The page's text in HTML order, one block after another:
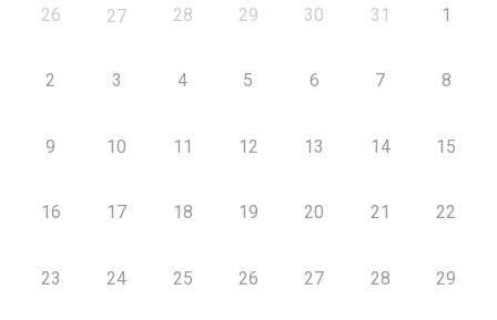
26 27 28 29 30 31 1
2 3 4 5 6 7 8
9 10 11 12 13 14 15
16 17 18 19 20 21 22
23 24 25 26 27 28 29